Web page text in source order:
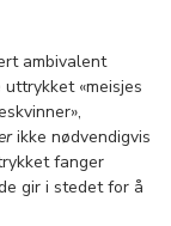
ambivalent
«meisjes
ikke nødvendigvis
fanger
gir i stedet for å